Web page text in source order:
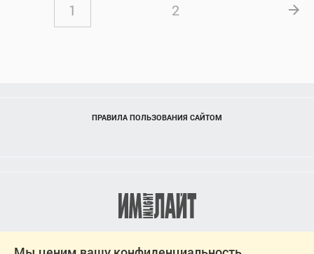
1 2
ПРАВИЛА ПОЛЬЗОВАНИЯ САЙТОМ